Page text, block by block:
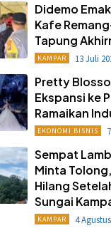
Didemo
Kafe
Tapung
KAMPAR 13 Juli
Pretty
Ekspansi ke
Ramaikan
EKONOMI BISNIS
Sempat
Minta
Hilang
Sungai
KAMPAR 4